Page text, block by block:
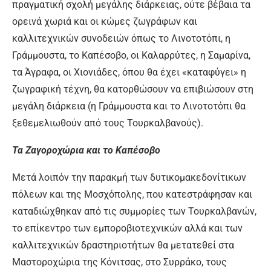
πραγματική σχολή μεγάλης διάρκειας, ούτε βέβαια τα
ορεινά χωριά και οι κώμες ζωγράφων και
καλλιτεχνικών συνοδειών όπως το Λινοτοτόπι, η
Γράμμουστα, το Καπέσοβο, οι Καλαρρύτες, η Σαμαρίνα,
τα Άγραφα, οι Χιονιάδες, όπου θα έχει «καταφύγει» η
ζωγραφική τέχνη, θα κατορθώσουν να επιβιώσουν στη
μεγάλη διάρκεια (η Γράμμουστα και το Λινοτοτόπι θα
ξεθεμελιωθούν από τους Τουρκαλβανούς).
Τα Ζαγοροχώρια και το Καπέσοβο
Μετά λοιπόν την παρακμή των δυτικομακεδονίτικων
πόλεων και της Μοσχόπολης, που κατεστράφησαν και
καταδιώχθηκαν από τις συμμορίες των Τουρκαλβανών,
το επίκεντρο των εμποροβιοτεχνικών αλλά και των
καλλιτεχνικών δραστηριοτήτων θα μετατεθεί στα
Μαστοροχώρια της Κόνιτσας, στο Συρράκο, τους